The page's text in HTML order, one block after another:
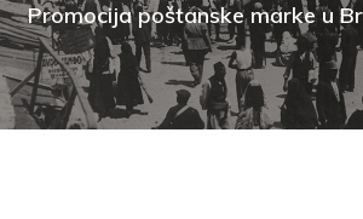
Promocija poštanske marke u